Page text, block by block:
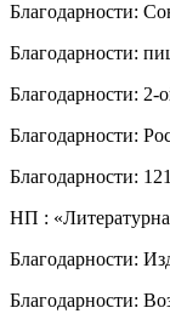
Благодарности:
Благодарности:
Благодарности: 2-
Благодарности:
Благодарности:
НП :
Благодарности:
Благодарности: